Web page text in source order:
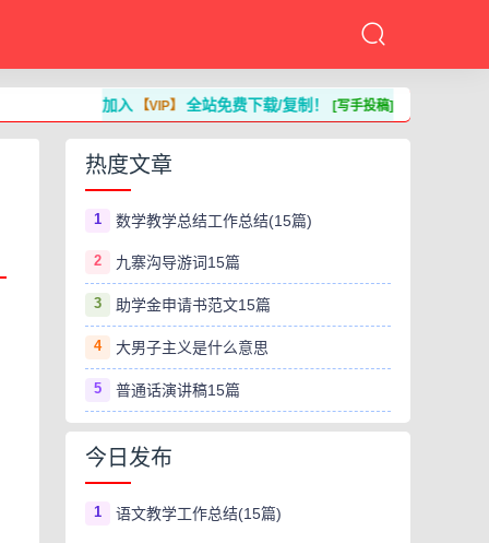
加入 【VIP】全站免费下载/复制！[写手投稿]
热度文章
1 数学教学总结工作总结(15篇)
2 九寨沟导游词15篇
3 助学金申请书范文15篇
4 大男子主义是什么意思
5 普通话演讲稿15篇
今日发布
1 语文教学工作总结(15篇)